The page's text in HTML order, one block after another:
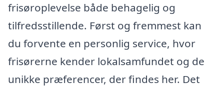
frisøroplevelse både behagelig og
tilfredsstillende. Først og fremmest kan
du forvente en personlig service, hvor
frisørerne kender lokalsamfundet og de
unikke præferencer, der findes her. Det